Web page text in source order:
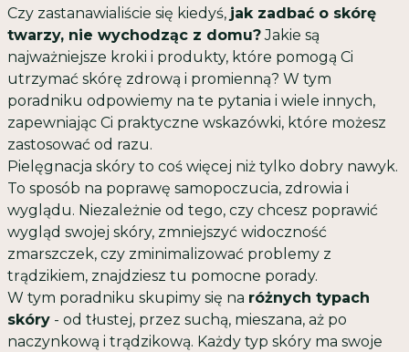
Czy zastanawialiście się kiedyś, jak zadbać o skórę
twarzy, nie wychodząc z domu?Jakie są
najważniejsze kroki i produkty, które pomogą Ci
utrzymać skórę zdrową i promienną? W tym
poradniku odpowiemy na te pytania i wiele innych,
zapewniając Ci praktyczne wskazówki, które możesz
zastosować od razu.
Pielęgnacja skóry to coś więcej niż tylko dobry nawyk.
To sposób na poprawę samopoczucia, zdrowia i
wyglądu. Niezależnie od tego, czy chcesz poprawić
wygląd swojej skóry, zmniejszyć widoczność
zmarszczek, czy zminimalizować problemy z
trądzikiem, znajdziesz tu pomocne porady.
W tym poradniku skupimy się na różnych typach
skóry - od tłustej, przez suchą, mieszana, aż po
naczynkową i trądzikową. Każdy typ skóry ma swoje